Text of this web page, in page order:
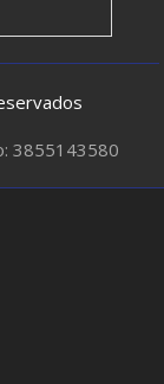
3855143580